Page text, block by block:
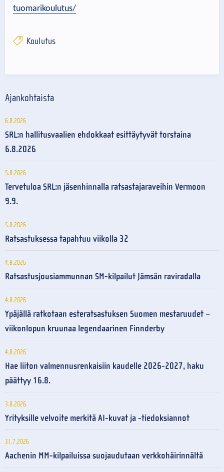
tuomarikoulutus/
Koulutus
Ajankohtaista
6.8.2026
SRL:n hallitusvaalien ehdokkaat esittäytyvät torstaina
6.8.2026
5.8.2026
Tervetuloa SRL:n jäsenhinnalla ratsastajaraveihin Vermoon
9.9.
5.8.2026
Ratsastuksessa tapahtuu viikolla 32
4.8.2026
Ratsastusjousiammunnan SM-kilpailut Jämsän raviradalla
4.8.2026
Ypäjällä ratkotaan esteratsastuksen Suomen mestaruudet –
viikonlopun kruunaa legendaarinen Finnderby
4.8.2026
Hae liiton valmennusrenkaisiin kaudelle 2026-2027, haku
päättyy 16.8.
3.8.2026
Yrityksille velvoite merkitä AI-kuvat ja -tiedoksiannot
31.7.2026
Aachenin MM-kilpailuissa suojaudutaan verkkohäirinnältä